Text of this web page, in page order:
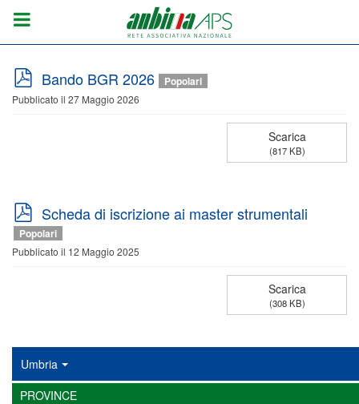
p
d
Bando BGR 2026 Popolari
Pubblicato il 27 Maggio 2026
Scarica
(817 KB)
p
d
f
Scheda di iscrizione ai master strumentali
Popolari
Pubblicato il 12 Maggio 2025
Scarica
(308 KB)
Umbria
PROVINCE